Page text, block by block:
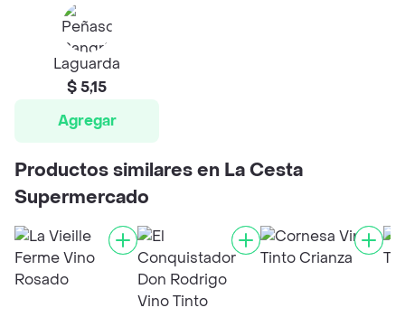
Laguarda
$ 5,15
Agregar
Productos similares en La Cesta
Supermercado